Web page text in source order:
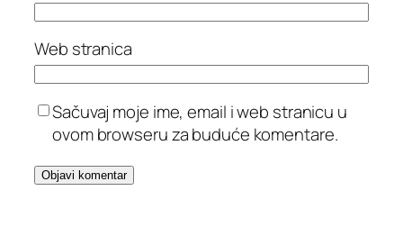
Web stranica
Sačuvaj moje ime, email i web stranicu u
ovom browseru za buduće komentare.